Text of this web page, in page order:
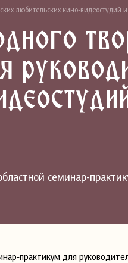
любительских кино-видеостудий
семинар-
практикум для